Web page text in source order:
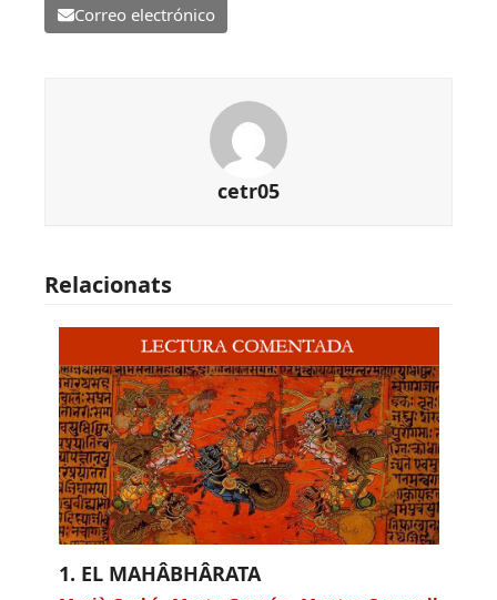
Correo electrónico
cetr05
Relacionats
1. EL MAHÂBHÂRATA